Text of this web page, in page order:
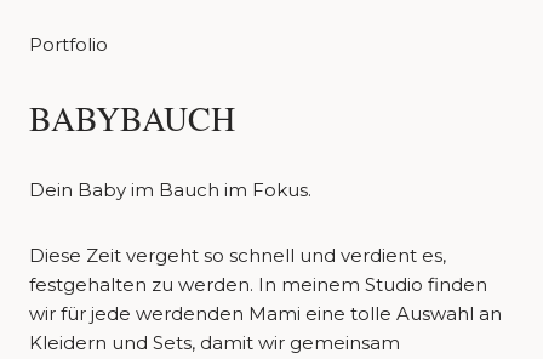
Portfolio
BABYBAUCH
Dein Baby im Bauch im Fokus.
Diese Zeit vergeht so schnell und verdient es,
festgehalten zu werden. In meinem Studio finden
wir für jede werdenden Mami eine tolle Auswahl an
Kleidern und Sets, damit wir gemeinsam